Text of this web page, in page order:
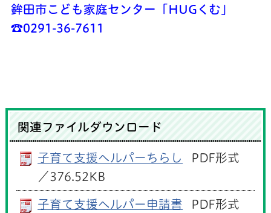
鉾田市こども家庭センター「HUGくむ」
☎0291-36-7611
関連ファイルダウンロード
子育て支援ヘルパーちらし
PDF形式
／376.52KB
子育て支援ヘルパー申請書 PDF形式